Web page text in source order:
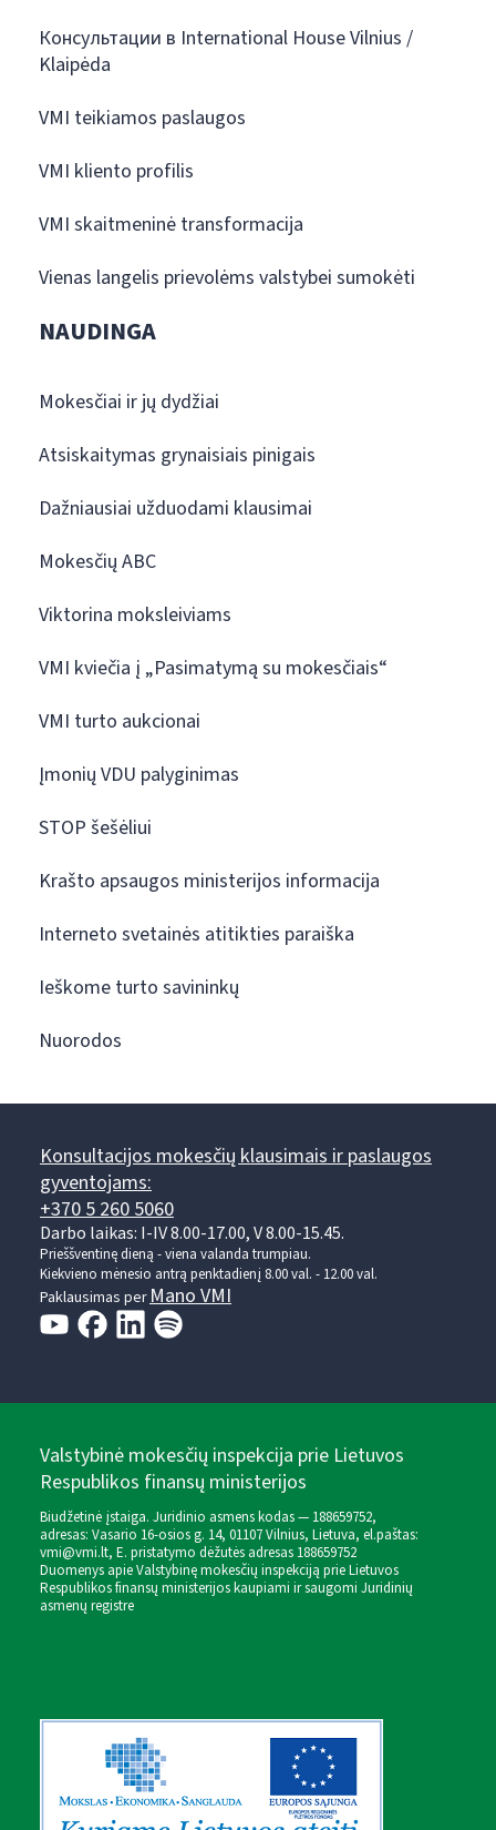
Консультации в International House Vilnius /
Klaipėda
VMI teikiamos paslaugos
VMI kliento profilis
VMI skaitmeninė transformacija
Vienas langelis prievolėms valstybei sumokėti
NAUDINGA
Mokesčiai ir jų dydžiai
Atsiskaitymas grynaisiais pinigais
Dažniausiai užduodami klausimai
Mokesčių ABC
Viktorina moksleiviams
VMI kviečia į „Pasimatymą su mokesčiais“
VMI turto aukcionai
Įmonių VDU palyginimas
STOP šešėliui
Krašto apsaugos ministerijos informacija
Interneto svetainės atitikties paraiška
Ieškome turto savininkų
Nuorodos
Konsultacijos mokesčių klausimais ir paslaugos
gyventojams:
+370 5 260 5060
Darbo laikas: I-IV 8.00-17.00, V 8.00-15.45.
Prieššventinę dieną - viena valanda trumpiau.
Kiekvieno mėnesio antrą penktadienį 8.00 val. - 12.00 val.
Paklausimas perMano VMI
Valstybinė mokesčių inspekcija prie Lietuvos
Respublikos finansų ministerijos
Biudžetinė įstaiga. Juridinio asmens kodas — 188659752,
adresas: Vasario 16-osios g. 14, 01107 Vilnius, Lietuva, el.paštas:
vmi@vmi.lt, E. pristatymo dėžutės adresas 188659752
Duomenys apie Valstybinę mokesčių inspekciją prie Lietuvos
Respublikos finansų ministerijos kaupiami ir saugomi Juridinių
asmenų registre